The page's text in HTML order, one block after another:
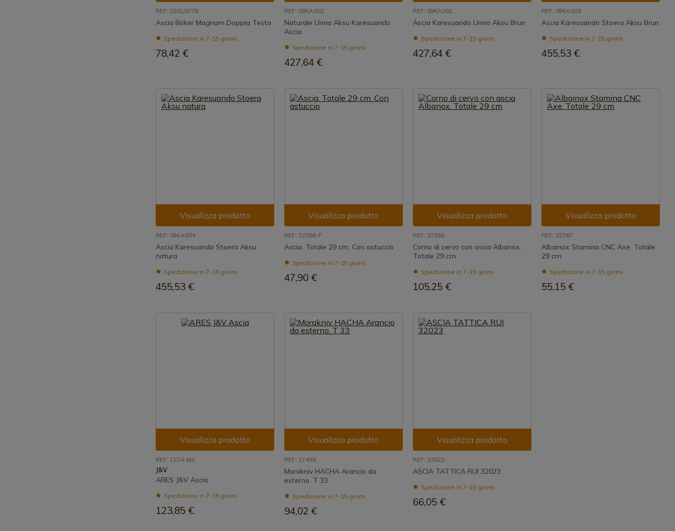
REF: 02GL0779
Ascia Böker Magnum Doppia Testa
Spedizione in 7-15 giorni
78,42 €
REF: 09KA002
Naturale Unna Aksu Karesuando
Ascia
Spedizione in 7-15 giorni
427,64 €
REF: 09KA001
Ascia Karesuando Unna Aksu Brun
Spedizione in 7-15 giorni
427,64 €
REF: 09KA003
Ascia Karesuando Stoera Aksu Brun
Spedizione in 7-15 giorni
455,53 €
Visualizza prodotto
REF: 09KA004
Ascia Karesuando Stoera Aksu
natura
Spedizione in 7-15 giorni
455,53 €
Visualizza prodotto
REF: 32366-F
Ascia. Totale 29 cm. Con astuccio
Spedizione in 7-15 giorni
47,90 €
Visualizza prodotto
REF: 32366
Corno di cervo con ascia Albanox.
Totale 29 cm
Spedizione in 7-15 giorni
105,25 €
Visualizza prodotto
REF: 32367
Albainox Stamina CNC Axe. Totale
29 cm
Spedizione in 7-15 giorni
55,15 €
Visualizza prodotto
REF: 1224-M3
J&V
ARES J&V Ascia
Spedizione in 7-15 giorni
123,85 €
Visualizza prodotto
REF: 17435
Morakniv HACHA Arancio da
esterno. T 33
Spedizione in 7-15 giorni
94,02 €
Visualizza prodotto
REF: 32023
ASCIA TATTICA RUI 32023
Spedizione in 7-15 giorni
66,05 €